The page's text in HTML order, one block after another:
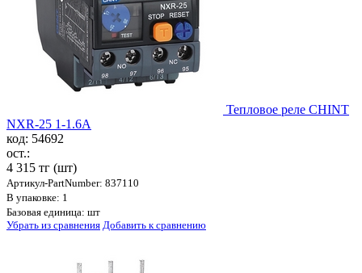
Тепловое реле CHINT
NXR-25 1-1.6A
код: 54692
ост.:
4 315 тг (шт)
Артикул-PartNumber: 837110
В упаковке: 1
Базовая единица: шт
Убрать из сравнения Добавить к сравнению